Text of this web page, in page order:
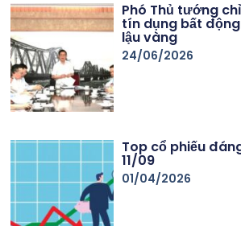
Phó Thủ tướng
tín dụng bất
lậu vàng
24/06/2026
Top cổ phiếu
11/09
01/04/2026